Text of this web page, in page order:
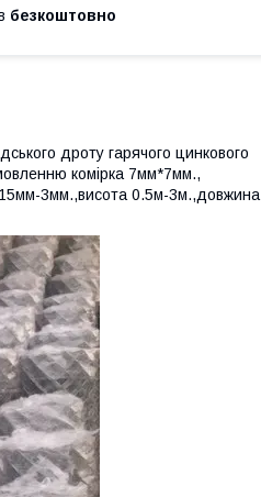
безкоштовно
дроту гарячого цинкового
комірка 7мм*7мм.,
3мм.,висота 0.5м-3м.,довжина